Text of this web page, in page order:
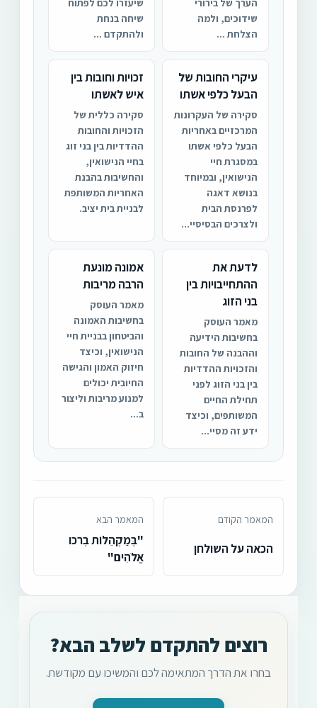
הערך של בירורי
שידוכים, ולמה
הצלחת ...
שיעזרו לכם לפתוח
שיחה בנחת
ולהתקדם ...
עיקרי החובות של
הבעל כלפי אשתו
סקירה של העקרונות
המרכזיים באחריות
הבעל כלפי אשתו
במסגרת חיי
הנישואין, ובמיוחד
בנושא דאגה
לפרנסת הבית
ולצרכים הבסיסיי...
זכויות וחובות בין
איש לאשתו
סקירה כללית של
הזכויות והחובות
ההדדיות בין בני זוג
בחיי הנישואין,
והחשיבות בהבנת
האחריות המשותפת
לבניית בית יציב.
לדעת את
ההתחייבויות בין
בני הזוג
מאמר העוסק
בחשיבות הידיעה
וההבנה של החובות
והזכויות ההדדיות
בין בני הזוג לפני
תחילת החיים
המשותפים, וכיצד
ידע זה מסיי...
אמונה מונעת
הרבה מריבות
מאמר העוסק
בחשיבות האמונה
והביטחון בבניית חיי
הנישואין, וכיצד
חיזוק האמון והגישה
החיובית יכולים
למנוע מריבות וליצור
ב...
המאמר הקודם
הכאה על השולחן
המאמר הבא
"בְּמַקְהֵלוֹת בְרכו
אֱלֹהִים"
רוצים להתקדם לשלב הבא?
בחרו את הדרך המתאימה לכם והמשיכו עם מקודשת.